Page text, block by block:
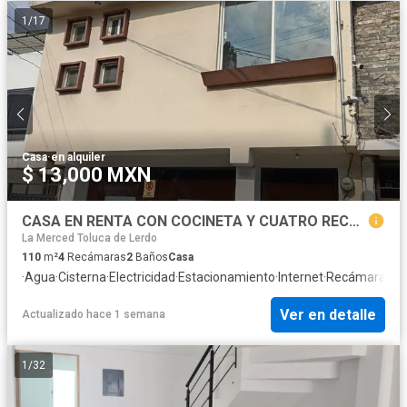
1/17
Casa·en alquiler
$ 13,000 MXN
CASA EN RENTA CON COCINETA Y CUATRO RECAMARAS, TRES ESTACIONAMIENTOS
La Merced Toluca de Lerdo
110 m²4 Recámaras2 BañosCasa
·Agua·Cisterna·Electricidad·Estacionamiento· Internet·Recámara
Actualizado hace 1 semana Ver en detalle
1 /32